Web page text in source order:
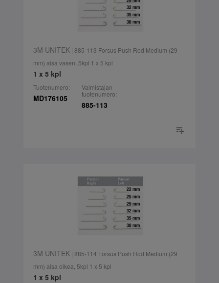
3M UNITEK| 885-113 Forsus Push Rod Medium (29
mm) aisa vasen, 5kpl 1 x 5 kpl
1 x 5 kpl
Tuotenumero:
MD176105
Valmistajan
tuotenumero:
885-113
3M UNITEK| 885-114 Forsus Push Rod Medium (29
mm) aisa oikea, 5kpl 1 x 5 kpl
1 x 5 kpl